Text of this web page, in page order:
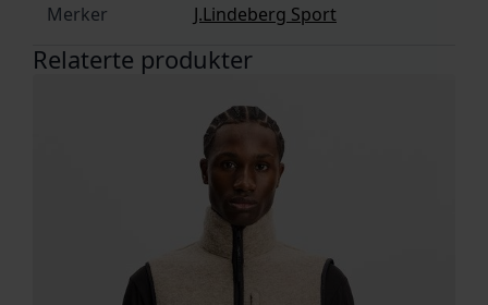
Merker J.Lindeberg Sport
Relaterte produkter